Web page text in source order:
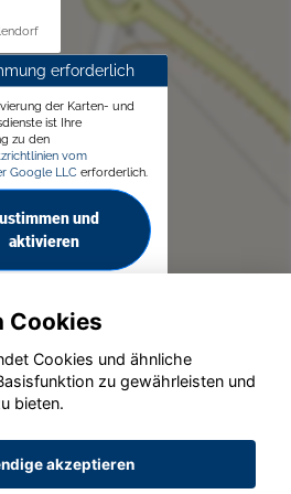
erforderlich
der Karten- und
ist Ihre
zu den
vom
Google LLC erforderlich.
und
aktivieren
GmbH 2020 - 2026
Cookies
Cookies und ähnliche
zu gewährleisten und
bieten.
akzeptieren